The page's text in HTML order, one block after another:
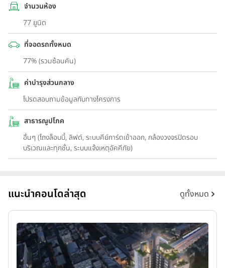
จำนวนห้อง
77 ยูนิต
ที่จอดรถทั้งหมด
77% (รวมซ้อนคัน)
ค่าบำรุงส่วนกลาง
โปรดสอบถามข้อมูลกับทางโครงการ
สาธารณูปโภค
อื่นๆ (โถงล็อบบี้, ลิฟต์, ระบบคีย์การ์ดเข้าออก, กล้องวงจรปิดรอบ
บริเวณและทุกชั้น, ระบบแจ้งเหตุอัคคีภัย)
แนะนำคอนโดล่าสุด ดูทั้งหมด